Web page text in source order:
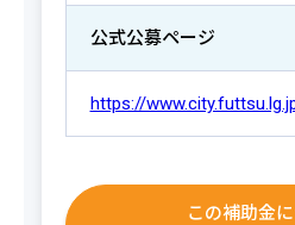
公式公募ページ
https://
この補助金